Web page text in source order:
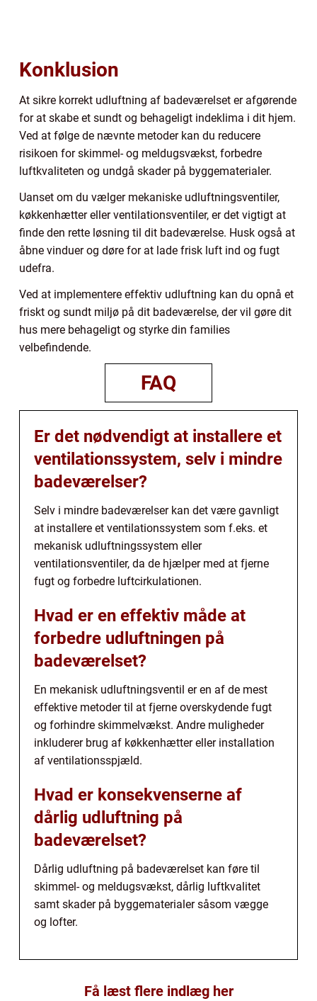
Konklusion
At sikre korrekt udluftning af badeværelset er afgørende
for at skabe et sundt og behageligt indeklima i dit hjem.
Ved at følge de nævnte metoder kan du reducere
risikoen for skimmel- og meldugsvækst, forbedre
luftkvaliteten og undgå skader på byggematerialer.
Uanset om du vælger mekaniske udluftningsventiler,
køkkenhætter eller ventilationsventiler, er det vigtigt at
finde den rette løsning til dit badeværelse. Husk også at
åbne vinduer og døre for at lade frisk luft ind og fugt
udefra.
Ved at implementere effektiv udluftning kan du opnå et
friskt og sundt miljø på dit badeværelse, der vil gøre dit
hus mere behageligt og styrke din families
velbefindende.
FAQ
Er det nødvendigt at installere et
ventilationssystem, selv i mindre
badeværelser?
Selv i mindre badeværelser kan det være gavnligt
at installere et ventilationssystem som f.eks. et
mekanisk udluftningssystem eller
ventilationsventiler, da de hjælper med at fjerne
fugt og forbedre luftcirkulationen.
Hvad er en effektiv måde at
forbedre udluftningen på
badeværelset?
En mekanisk udluftningsventil er en af de mest
effektive metoder til at fjerne overskydende fugt
og forhindre skimmelvækst. Andre muligheder
inkluderer brug af køkkenhætter eller installation
af ventilationsspjæld.
Hvad er konsekvenserne af
dårlig udluftning på
badeværelset?
Dårlig udluftning på badeværelset kan føre til
skimmel- og meldugsvækst, dårlig luftkvalitet
samt skader på byggematerialer såsom vægge
og lofter.
Få læst flere indlæg her